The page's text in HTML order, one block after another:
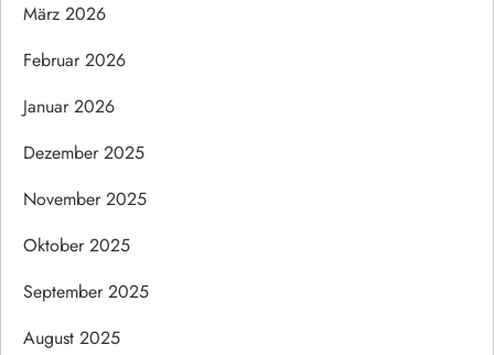
März 2026
Februar 2026
Januar 2026
Dezember 2025
November 2025
Oktober 2025
September 2025
August 2025